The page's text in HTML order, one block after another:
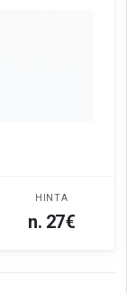
HINTA
n. 27€